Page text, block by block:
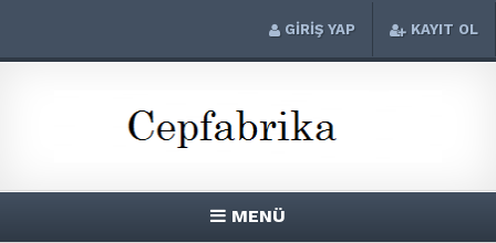
GİRİŞ YAP KAYIT OL
MENÜ